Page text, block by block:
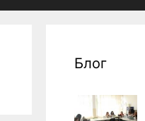
Блог